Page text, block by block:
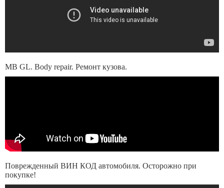
MB GL. Body repair. Ремонт кузова.
Поврежденный ВИН КОД автомобиля. Осторожно при
покупке!